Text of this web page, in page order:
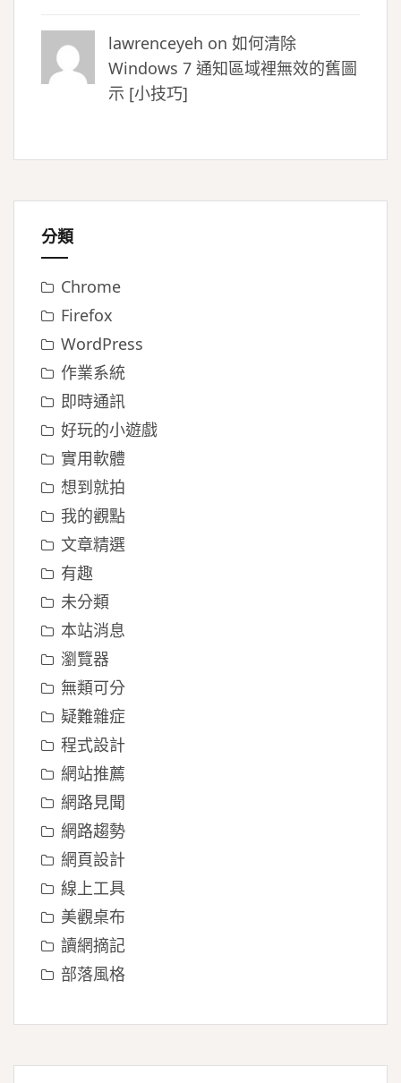
lawrenceyeh on 如何清除
Windows 7 通知區域裡無效的舊圖
示 [小技巧]
分類
Chrome
Firefox
WordPress
作業系統
即時通訊
好玩的小遊戲
實用軟體
想到就拍
我的觀點
文章精選
有趣
未分類
本站消息
瀏覽器
無類可分
疑難雜症
程式設計
網站推薦
網路見聞
網路趨勢
網頁設計
線上工具
美觀桌布
讀網摘記
部落風格